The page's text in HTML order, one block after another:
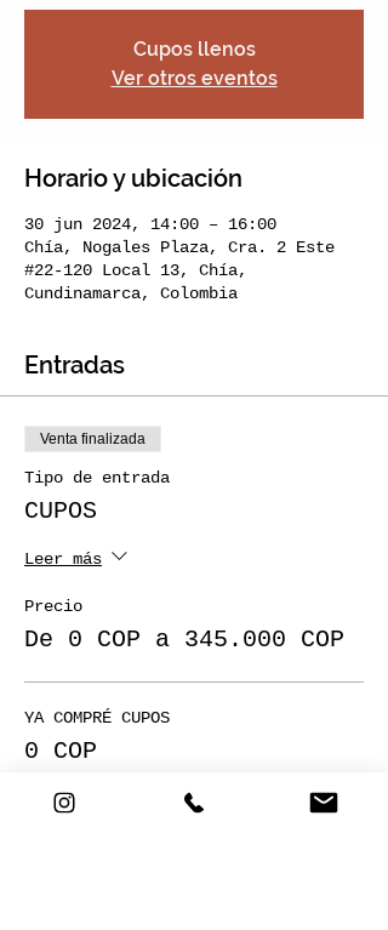
Cupos llenos
Ver otros eventos
Horario y ubicación
30 jun 2024, 14:00 – 16:00
Chía, Nogales Plaza, Cra. 2 Este
#22-120 Local 13, Chía,
Cundinamarca, Colombia
Entradas
Venta finalizada
Tipo de entrada
CUPOS
Leer más
Precio
De 0 COP a 345.000 COP
YA COMPRÉ CUPOS
0 COP